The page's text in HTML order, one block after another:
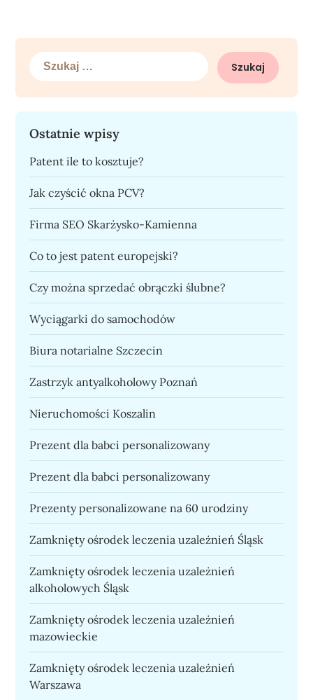
Szukaj:
Ostatnie wpisy
Patent ile to kosztuje?
Jak czyścić okna PCV?
Firma SEO Skarżysko-Kamienna
Co to jest patent europejski?
Czy można sprzedać obrączki ślubne?
Wyciągarki do samochodów
Biura notarialne Szczecin
Zastrzyk antyalkoholowy Poznań
Nieruchomości Koszalin
Prezent dla babci personalizowany
Prezent dla babci personalizowany
Prezenty personalizowane na 60 urodziny
Zamknięty ośrodek leczenia uzależnień Śląsk
Zamknięty ośrodek leczenia uzależnień
alkoholowych Śląsk
Zamknięty ośrodek leczenia uzależnień
mazowieckie
Zamknięty ośrodek leczenia uzależnień
Warszawa